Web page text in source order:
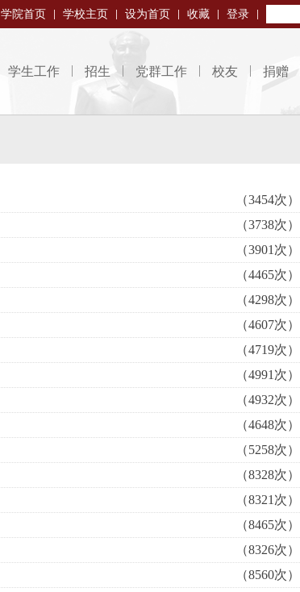
学院首页 学校主页 设为首页 收藏 登录
学生工作 招生 党群工作 校友 捐赠
（3454次）
（3738次）
（3901次）
（4465次）
（4298次）
（4607次）
（4719次）
（4991次）
（4932次）
（4648次）
（5258次）
（8328次）
（8321次）
（8465次）
（8326次）
（8560次）